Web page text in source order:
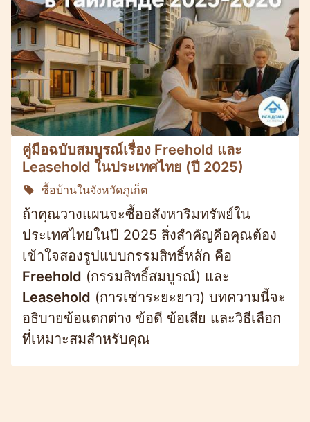
คู่มือฉบับสมบูรณ์เรื่อง Freehold และ
Leasehold ในประเทศไทย (ปี 2025)
ซื้อบ้านในจังหวัดภูเก็ต
ถ้าคุณวางแผนจะซื้ออสังหาริมทรัพย์ใน
ประเทศไทยในปี 2025 สิ่งสำคัญคือคุณต้อง
เข้าใจสองรูปแบบกรรมสิทธิ์หลัก คือ
Freehold (กรรมสิทธิ์สมบูรณ์) และ
Leasehold (การเช่าระยะยาว) บทความนี้จะ
อธิบายข้อแตกต่าง ข้อดี ข้อเสีย และวิธีเลือก
ที่เหมาะสมสำหรับคุณ